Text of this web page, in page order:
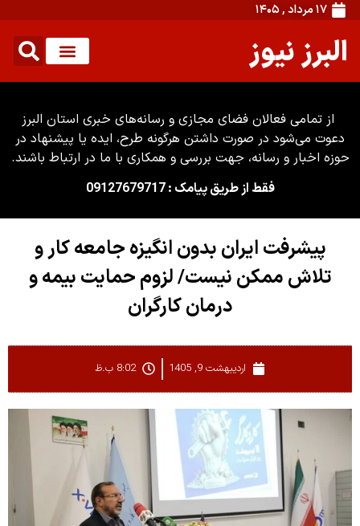
۱۷ مرداد , ۱۴۰۵
البرز نیوز
از تمامی فعالان فضای مجازی و رسانه‌های خبری استان البرز
دعوت می‌شود در صورت داشتن هرگونه طرح، ایده یا پیشنهاد در
حوزه اخبار و رسانه، جهت بررسی و همکاری با ما در ارتباط باشند.
فقط از طریق پیامک : 09127679717
پیشرفت ایران بدون انگیزه جامعه کار و
تلاش ممکن نیست/ لزوم حمایت بیمه و
درمان کارگران
اردیبهشت 9, 1405 8:02 ب.ظ